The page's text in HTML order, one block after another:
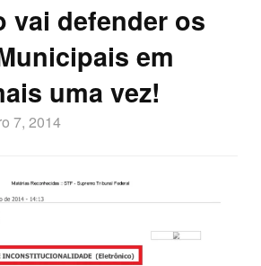
vai defender os
em
uma vez!
7, 2014